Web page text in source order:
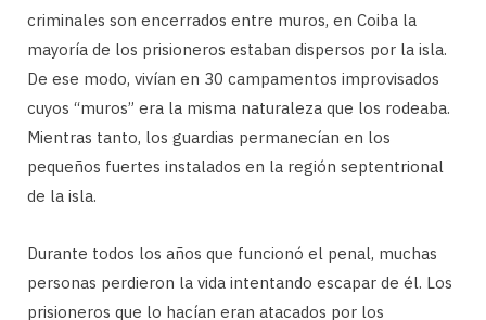
criminales son encerrados entre muros, en Coiba la
mayoría de los prisioneros estaban dispersos por la isla.
De ese modo, vivían en 30 campamentos improvisados
cuyos “muros” era la misma naturaleza que los rodeaba.
Mientras tanto, los guardias permanecían en los
pequeños fuertes instalados en la región septentrional
de la isla.
Durante todos los años que funcionó el penal, muchas
personas perdieron la vida intentando escapar de él. Los
prisioneros que lo hacían eran atacados por los